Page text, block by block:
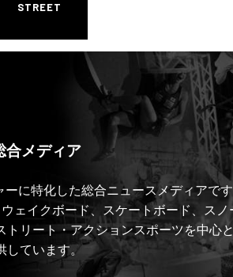
STREET
合メディア
に特化した総合ニュースメディアで
ェイクボード、スケートボード、スノ
リート・アクションスポーツを中心
しています。